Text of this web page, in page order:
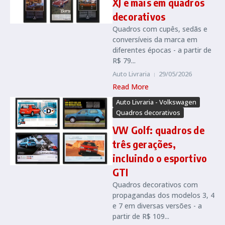
decorativos
Quadros com cupês, sedãs e
conversíveis da marca em
diferentes épocas - a partir de
R$ 79...
Auto Livraria 29/05/2026
Read More
Auto Livraria - Volkswagen
Quadros decorativos
VW Golf: quadros de
três gerações,
incluindo o esportivo
GTI
Quadros decorativos com
propagandas dos modelos 3, 4
e 7 em diversas versões - a
partir de R$ 109...